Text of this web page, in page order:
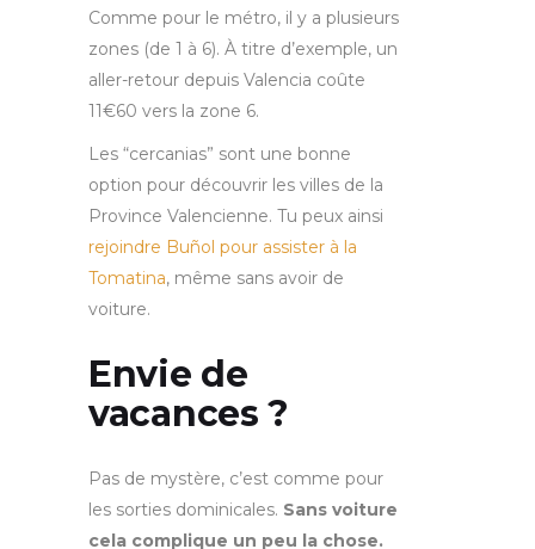
Comme pour le métro, il y a plusieurs
zones (de 1 à 6). À titre d’exemple, un
aller-retour depuis Valencia coûte
11€60 vers la zone 6.
Les “cercanias” sont une bonne
option pour découvrir les villes de la
Province Valencienne. Tu peux ainsi
rejoindre Buñol pour assister à la
Tomatina, même sans avoir de
voiture.
Envie de
vacances ?
Pas de mystère, c’est comme pour
les sorties dominicales. Sans voiture
cela complique un peu la chose.